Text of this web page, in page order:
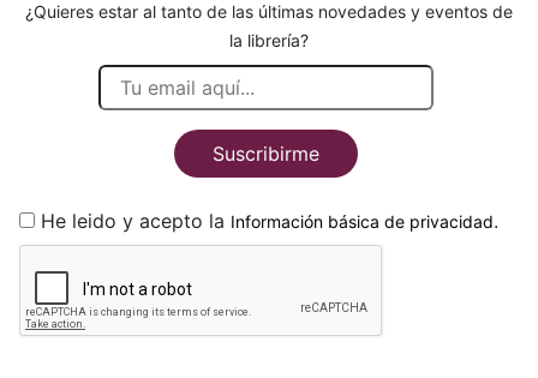
¿Quieres estar al tanto de las últimas novedades y eventos de
la librería?
Suscribirme
He leido y acepto la Información básica de privacidad.